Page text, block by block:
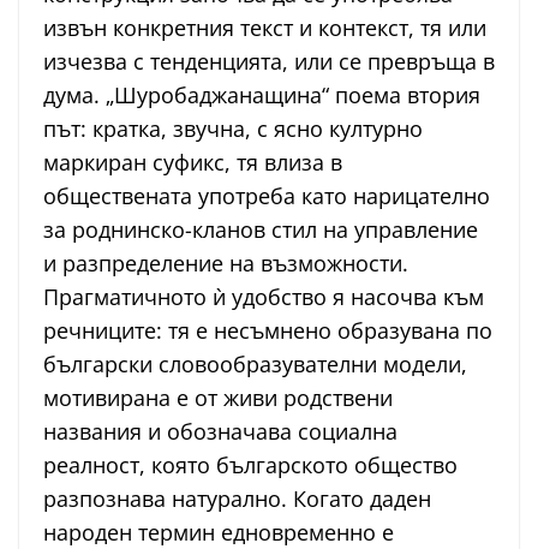
извън конкретния текст и контекст, тя или
изчезва с тенденцията, или се превръща в
дума. „Шуробаджанащина“ поема втория
път: кратка, звучна, с ясно културно
маркиран суфикс, тя влиза в
обществената употреба като нарицателно
за роднинско-кланов стил на управление
и разпределение на възможности.
Прагматичното ѝ удобство я насочва към
речниците: тя е несъмнено образувана по
български словообразувателни модели,
мотивирана е от живи родствени
названия и обозначава социална
реалност, която българското общество
разпознава натурално. Когато даден
народен термин едновременно е